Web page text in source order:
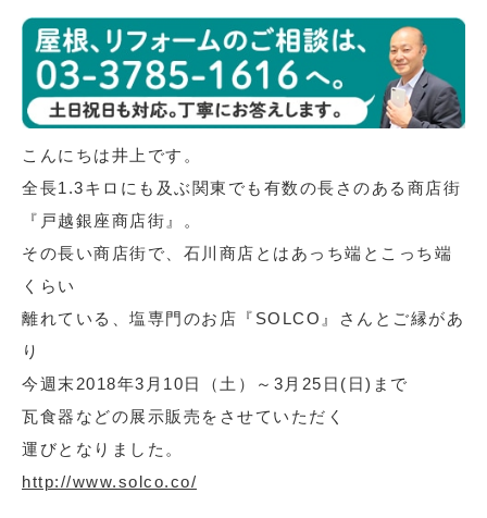
こんにちは井上です。
全長1.3キロにも及ぶ関東でも有数の長さのある商店街
『戸越銀座商店街』。
その長い商店街で、石川商店とはあっち端とこっち端
くらい
離れている、塩専門のお店『SOLCO』さんとご縁があ
り
今週末2018年3月10日（土）～3月25日(日)まで
瓦食器などの展示販売をさせていただく
運びとなりました。
http://www.solco.co/